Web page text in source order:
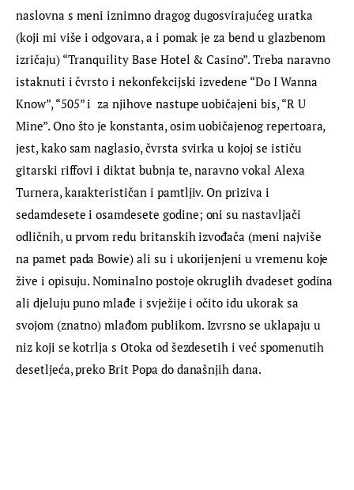
naslovna s meni iznimno dragog dugosvirajućeg uratka
(koji mi više i odgovara, a i pomak je za bend u glazbenom
izričaju) “Tranquility Base Hotel & Casino”. Treba naravno
istaknuti i čvrsto i nekonfekcijski izvedene “Do I Wanna
Know”, “505” i  za njihove nastupe uobičajeni bis, “R U
Mine”. Ono što je konstanta, osim uobičajenog repertoara,
jest, kako sam naglasio, čvrsta svirka u kojoj se ističu
gitarski riffovi i diktat bubnja te, naravno vokal Alexa
Turnera, karakterističan i pamtljiv. On priziva i
sedamdesete i osamdesete godine; oni su nastavljači
odličnih, u prvom redu britanskih izvođača (meni najviše
na pamet pada Bowie) ali su i ukorijenjeni u vremenu koje
žive i opisuju. Nominalno postoje okruglih dvadeset godina
ali djeluju puno mlađe i svježije i očito idu ukorak sa
svojom (znatno) mlađom publikom. Izvrsno se uklapaju u
niz koji se kotrlja s Otoka od šezdesetih i već spomenutih
desetljeća, preko Brit Popa do današnjih dana.